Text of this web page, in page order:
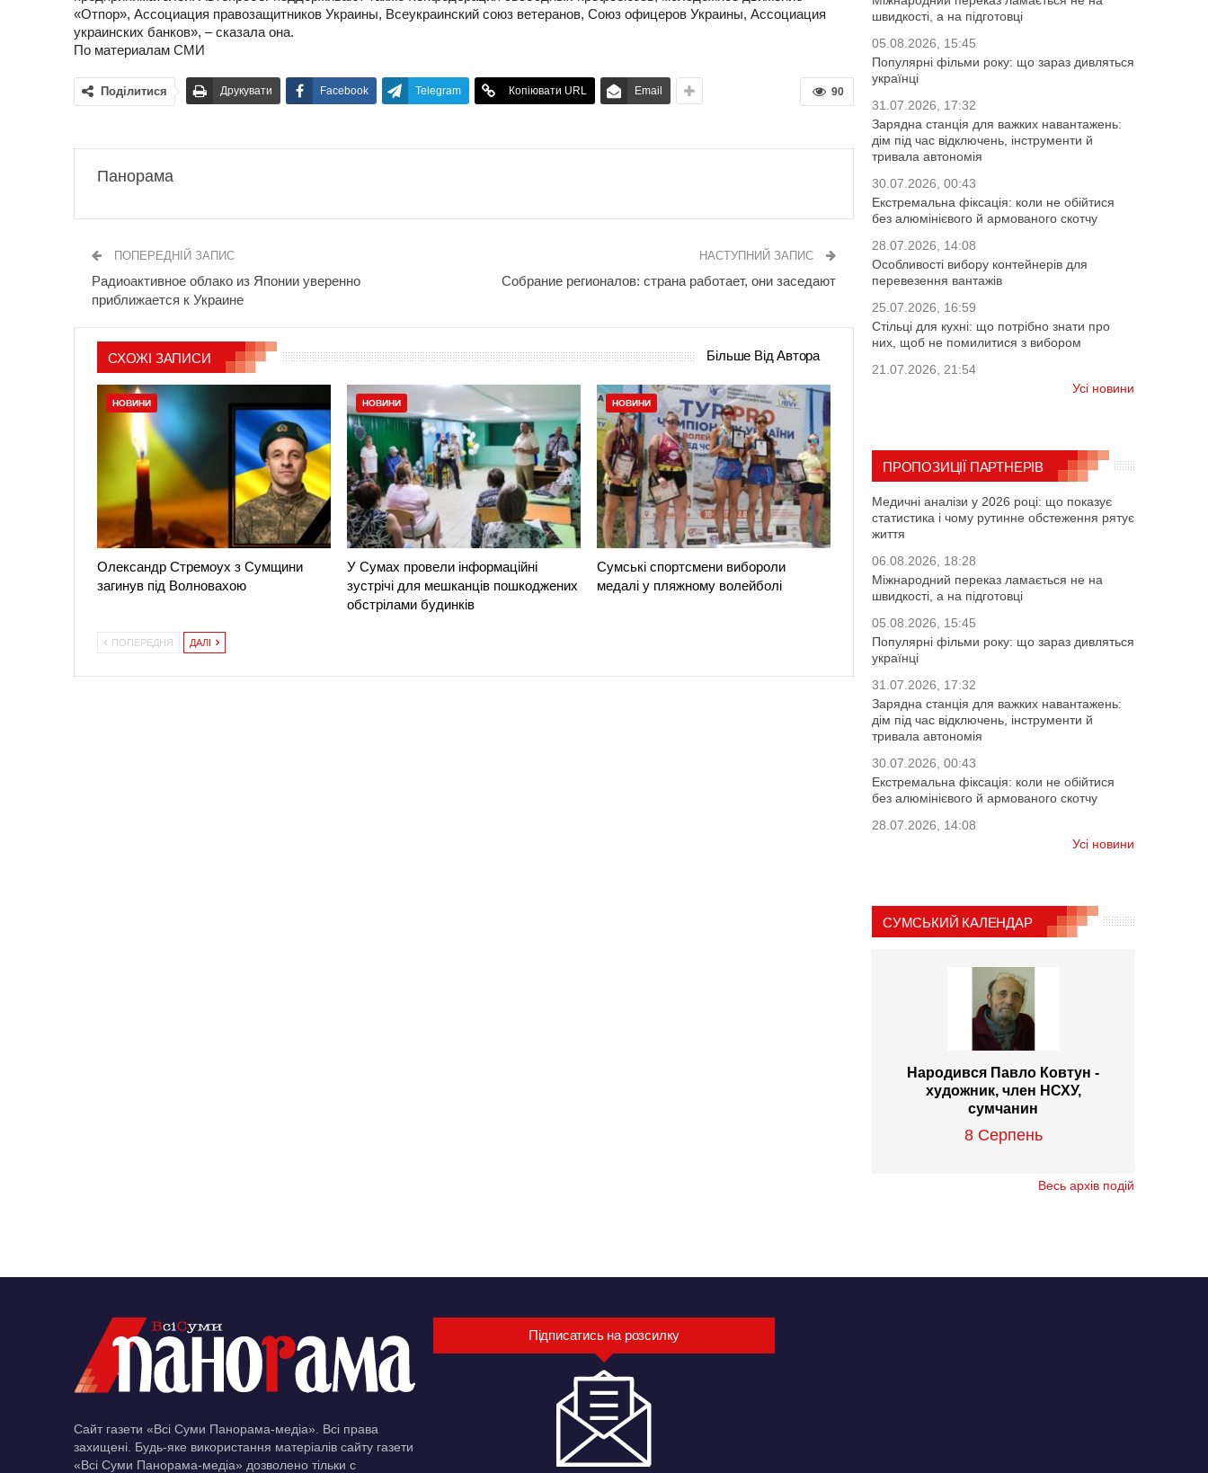
«Отпор», Ассоциация правозащитников Украины, Всеукраинский союз ветеранов, Союз офицеров Украины, Ассоциация
украинских банков», – сказала она.
По материалам СМИ
90
Поділитися Друкувати Facebook Telegram Копіювати URL Email
Панорама
ПОПЕРЕДНІЙ ЗАПИС
Радиоактивное облако из Японии уверенно
приближается к Украине
НАСТУПНИЙ ЗАПИС
Собрание регионалов: страна работает, они заседают
СХОЖІ ЗАПИСИ Більше Від Автора
НОВИНИ
Олександр Стремоух з Сумщини
загинув під Волновахою
НОВИНИ
У Сумах провели інформаційні
зустрічі для мешканців пошкоджених
обстрілами будинків
НОВИНИ
Сумські спортсмени вибороли
медалі у пляжному волейболі
ПОПЕРЕДНЯ ДАЛІ
швидкості, а на підготовці
05.08.2026, 15:45
Популярні фільми року: що зараз дивляться
українці
31.07.2026, 17:32
Зарядна станція для важких навантажень:
дім під час відключень, інструменти й
тривала автономія
30.07.2026, 00:43
Екстремальна фіксація: коли не обійтися
без алюмінієвого й армованого скотчу
28.07.2026, 14:08
Особливості вибору контейнерів для
перевезення вантажів
25.07.2026, 16:59
Стільці для кухні: що потрібно знати про
них, щоб не помилитися з вибором
21.07.2026, 21:54
Усі новини
ПРОПОЗИЦІЇ ПАРТНЕРІВ
Медичні аналізи у 2026 році: що показує
статистика і чому рутинне обстеження рятує
життя
06.08.2026, 18:28
Міжнародний переказ ламається не на
швидкості, а на підготовці
05.08.2026, 15:45
Популярні фільми року: що зараз дивляться
українці
31.07.2026, 17:32
Зарядна станція для важких навантажень:
дім під час відключень, інструменти й
тривала автономія
30.07.2026, 00:43
Екстремальна фіксація: коли не обійтися
без алюмінієвого й армованого скотчу
28.07.2026, 14:08
Усі новини
СУМСЬКИЙ КАЛЕНДАР
Народився Павло Ковтун -
художник, член НСХУ,
сумчанин
8 Серпень
Весь архів подій
Сайт газети «Всі Суми Панорама-медіа». Всі права
захищені. Будь-яке використання матеріалів сайту газети
«Всі Суми Панорама-медіа» дозволено тільки c
Підписатись на розсилку